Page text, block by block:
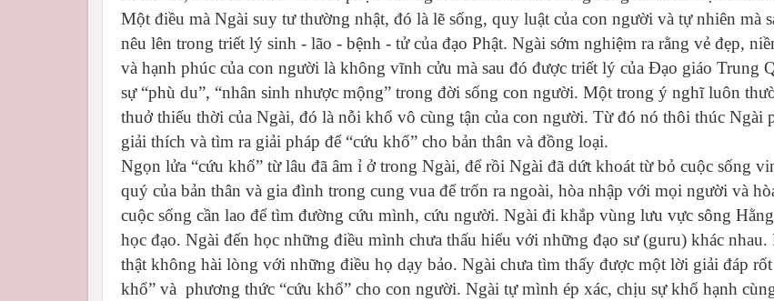
Một điều mà Ngài suy tư thường nhật, đó là lẽ sống, quy luật của con người và tự nhiên mà
nêu lên trong triết lý sinh - lão - bệnh - tử của đạo Phật. Ngài sớm nghiệm ra rằng vẻ đẹp,
và hạnh phúc của con người là không vĩnh cửu mà sau đó được triết lý của Đạo giáo Trung
sự “phù du”, “nhân sinh nhược mộng” trong đời sống con người. Một trong ý nghĩ luôn
thuở thiếu thời của Ngài, đó là nỗi khổ vô cùng tận của con người. Từ đó nó thôi thúc Ngài
giải thích và tìm ra giải pháp để “cứu khổ” cho bản thân và đồng loại.
Ngọn lửa “cứu khổ” từ lâu đã âm ỉ ở trong Ngài, để rồi Ngài đã dứt khoát từ bỏ cuộc sống
quý của bản thân và gia đình trong cung vua để trốn ra ngoài, hòa nhập với mọi người và
cuộc sống cần lao để tìm đường cứu mình, cứu người. Ngài đi khắp vùng lưu vực sông
học đạo. Ngài đến học những điều mình chưa thấu hiểu với những đạo sư (guru) khác
thật không hài lòng với những điều họ dạy bảo. Ngài chưa tìm thấy được một lời giải đáp rốt
khổ” và phương thức “cứu khổ” cho con người. Ngài tự mình ép xác, chịu sự khổ hạnh